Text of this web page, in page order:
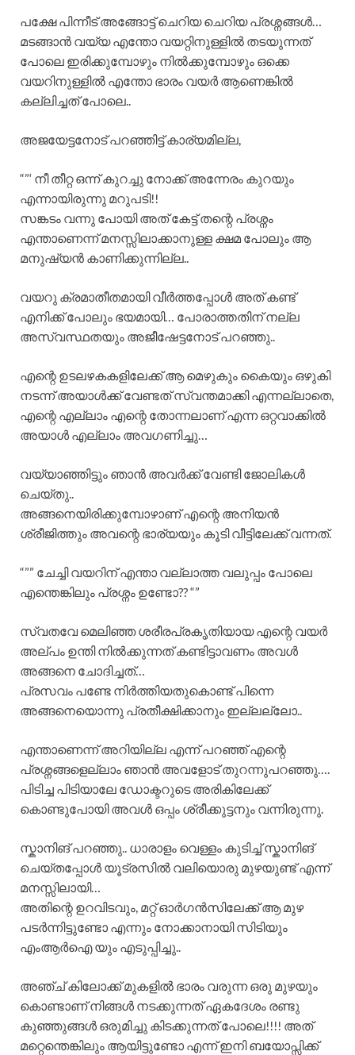
പക്ഷേ പിന്നീട് അങ്ങോട്ട് ചെറിയ ചെറിയ പ്രശ്നങ്ങൾ…
മടങ്ങാൻ വയ്യ എന്തോ വയറ്റിനുള്ളിൽ തടയുന്നത്
പോലെ ഇരിക്കുമ്പോഴും നിൽക്കുമ്പോഴും ഒക്കെ
വയറിനുള്ളിൽ എന്തോ ഭാരം വയർ ആണെങ്കിൽ
കല്ലിച്ചത് പോലെ..
അജയേട്ടനോട് പറഞ്ഞിട്ട് കാര്യമില്ല,
“”‘ നീ തീറ്റ ഒന്ന് കുറച്ചു നോക്ക് അന്നേരം കുറയും
എന്നായിരുന്നു മറുപടി!!
സങ്കടം വന്നു പോയി അത് കേട്ട് തന്റെ പ്രശ്നം
എന്താണെന്ന് മനസ്സിലാക്കാനുള്ള ക്ഷമ പോലും ആ
മനുഷ്യൻ കാണിക്കുന്നില്ല..
വയറു ക്രമാതീതമായി വീർത്തപ്പോൾ അത് കണ്ട്
എനിക്ക് പോലും ഭയമായി… പോരാത്തതിന് നല്ല
അസ്വസ്ഥതയും അജീഷേട്ടനോട് പറഞ്ഞു..
എന്റെ ഉടലഴകകളിലേക്ക് ആ മെഴുകും കൈയും ഒഴുകി
നടന്ന് അയാൾക്ക് വേണ്ടത് സ്വന്തമാക്കി എന്നല്ലാതെ,
എന്റെ എല്ലാം എന്റെ തോന്നലാണ് എന്ന ഒറ്റവാക്കിൽ
അയാൾ എല്ലാം അവഗണിച്ചു…
വയ്യാഞ്ഞിട്ടും ഞാൻ അവർക്ക് വേണ്ടി ജോലികൾ
ചെയ്തു..
അങ്ങനെയിരിക്കുമ്പോഴാണ് എന്റെ അനിയൻ
ശ്രീജിത്തും അവന്റെ ഭാര്യയും കൂടി വീട്ടിലേക്ക് വന്നത്.
“”” ചേച്ചി വയറിന് എന്താ വല്ലാത്ത വലുപ്പം പോലെ
എന്തെങ്കിലും പ്രശ്നം ഉണ്ടോ?? “”
സ്വതവേ മെലിഞ്ഞ ശരീരപ്രകൃതിയായ എന്റെ വയർ
അല്പം ഉന്തി നിൽക്കുന്നത് കണ്ടിട്ടാവണം അവൾ
അങ്ങനെ ചോദിച്ചത്…
പ്രസവം പണ്ടേ നിർത്തിയതുകൊണ്ട് പിന്നെ
അങ്ങനെയൊന്നു പ്രതീക്ഷിക്കാനും ഇല്ലല്ലോ..
എന്താണെന്ന് അറിയില്ല എന്ന് പറഞ്ഞ് എന്റെ
പ്രശ്നങ്ങളെല്ലാം ഞാൻ അവളോട് തുറന്നുപറഞ്ഞു….
പിടിച്ച പിടിയാലേ ഡോക്ടറുടെ അരികിലേക്ക്
കൊണ്ടുപോയി അവൾ ഒപ്പം ശ്രീക്കുട്ടനും വന്നിരുന്നു.
സ്കാനിങ് പറഞ്ഞു.. ധാരാളം വെള്ളം കുടിച്ച് സ്കാനിങ്
ചെയ്തപ്പോൾ യൂട്രസിൽ വലിയൊരു മുഴയുണ്ട് എന്ന്
മനസ്സിലായി…
അതിന്റെ ഉറവിടവും, മറ്റ് ഓർഗൻസിലേക്ക് ആ മുഴ
പടർന്നിട്ടുണ്ടോ എന്നും നോക്കാനായി സിടിയും
എംആർഐ യും എടുപ്പിച്ചു..
അഞ്ച് കിലോക്ക് മുകളിൽ ഭാരം വരുന്ന ഒരു മുഴയും
കൊണ്ടാണ് നിങ്ങൾ നടക്കുന്നത് ഏകദേശം രണ്ടു
കുഞ്ഞുങ്ങൾ ഒരുമിച്ചു കിടക്കുന്നത് പോലെ!!!! അത്
മറ്റെന്തെങ്കിലും ആയിട്ടുണ്ടോ എന്ന് ഇനി ബയോപ്സിക്ക്